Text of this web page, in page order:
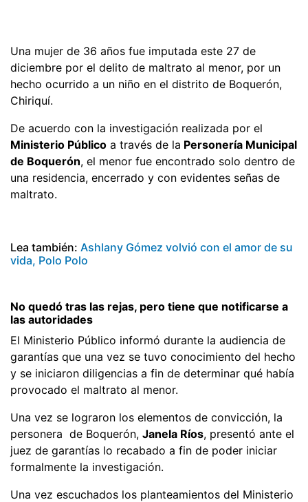
Una mujer de 36 años fue imputada este 27 de
diciembre por el delito de maltrato al menor, por un
hecho ocurrido a un niño en el distrito de Boquerón,
Chiriquí.
De acuerdo con la investigación realizada por el
Ministerio Público a través de la Personería Municipal
de Boquerón, el menor fue encontrado solo dentro de
una residencia, encerrado y con evidentes señas de
maltrato.
Lea también: Ashlany Gómez volvió con el amor de su
vida, Polo Polo
No quedó tras las rejas, pero tiene que notificarse a
las autoridades
El Ministerio Público informó durante la audiencia de
garantías que una vez se tuvo conocimiento del hecho
y se iniciaron diligencias a fin de determinar qué había
provocado el maltrato al menor.
Una vez se lograron los elementos de convicción, la
personera de Boquerón, Janela Ríos, presentó ante el
juez de garantías lo recabado a fin de poder iniciar
formalmente la investigación.
Una vez escuchados los planteamientos del Ministerio